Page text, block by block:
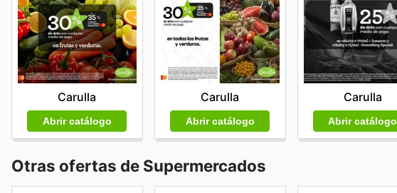
Carulla
Abrir catálogo
Carulla
Abrir catálogo
Carulla
Abrir catálogo
Otras ofertas de Supermercados